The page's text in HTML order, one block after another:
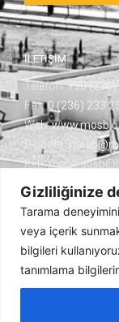
Gizliliğinize
Tarama
veya içerik
bilgileri
tanımlama
E-
İLETİŞİM
Telefon:+90 (236)
Fax:0 (236) 233
Web:
E-posta:
Kep:
Keçiliköy OSB Mh.
Cumhuriyet Blv.
© 2022 | Manisa